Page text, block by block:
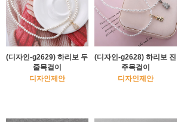
(디자인-g2629) 하리보 두
줄목걸이
디자인제안
(디자인-g2628) 하리보 진
주목걸이
디자인제안